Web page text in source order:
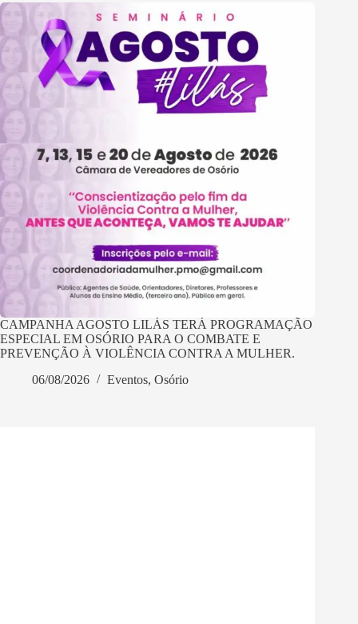
CAMPANHA AGOSTO LILÁS TERÁ PROGRAMAÇÃO
ESPECIAL EM OSÓRIO PARA O COMBATE E
PREVENÇÃO À VIOLÊNCIA CONTRA A MULHER.
06/08/2026
Eventos, Osório